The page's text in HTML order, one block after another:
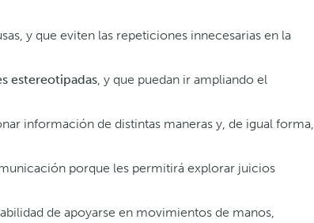
y que eviten las repeticiones innecesarias en la
estereotipadas, y que puedan ir ampliando el
información de distintas maneras y, de igual forma,
porque les permitirá explorar juicios
de apoyarse en movimientos de manos,